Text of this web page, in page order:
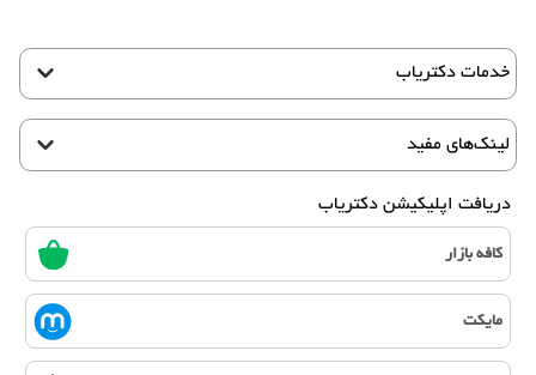
خدمات دکتریاب
لینک‌های مفید
دریافت اپلیکیشن دکتریاب
کافه بازار
مایکت